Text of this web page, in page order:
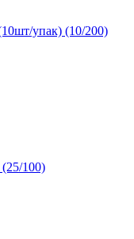
упак) (10/200)
100)